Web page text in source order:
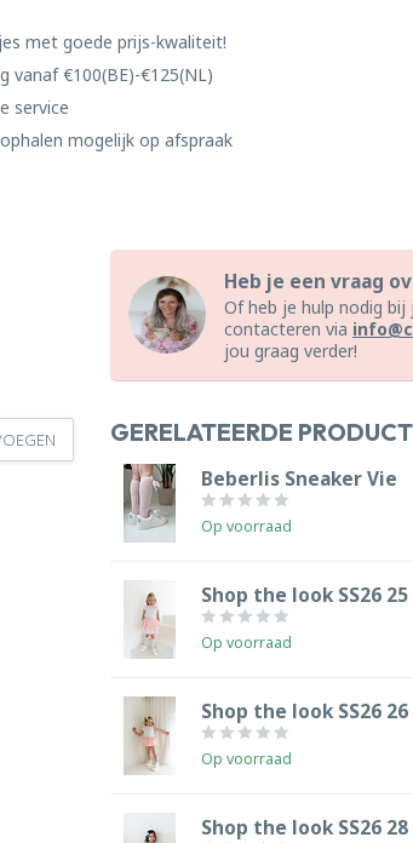
met goede prijs-kwaliteit!
vanaf €100(BE)-€125(NL)
service
mogelijk op afspraak
Heb je een vraag
Of heb je hulp nodig
contacteren via
jou graag verder!
GERELATEERDE
Beberlis Sneaker Vie
Op voorraad
Shop the look SS26 25
Op voorraad
Shop the look SS26 26
Op voorraad
Shop the look SS26 28